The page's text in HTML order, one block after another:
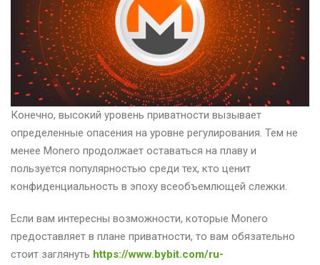
Конечно, высокий уровень приватности вызывает
определенные опасения на уровне регулирования. Тем не
менее Monero продолжает оставаться на плаву и
пользуется популярностью среди тех, кто ценит
конфиденциальность в эпоху всеобъемлющей слежки.
Если вам интересны возможности, которые Monero
предоставляет в плане приватности, то вам обязательно
стоит заглянуть https://www.bybit.com/ru-